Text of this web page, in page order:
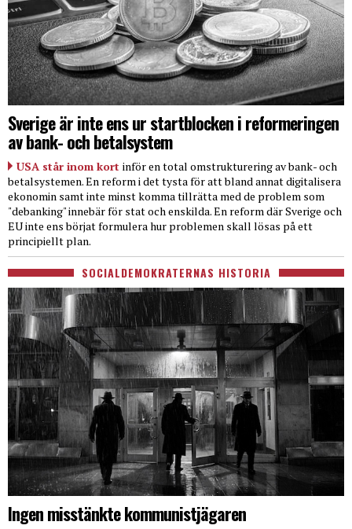
Sverige är inte ens ur startblocken i reformeringen
av bank- och betalsystem
USA står inom kort inför en total omstrukturering av bank- och
betalsystemen. En reform i det tysta för att bland annat digitalisera
ekonomin samt inte minst komma tillrätta med de problem som
"debanking" innebär för stat och enskilda. En reform där Sverige och
EU inte ens börjat formulera hur problemen skall lösas på ett
principiellt plan.
SOCIALDEMOKRATERNAS HISTORIA
Ingen misstänkte kommunistjägaren